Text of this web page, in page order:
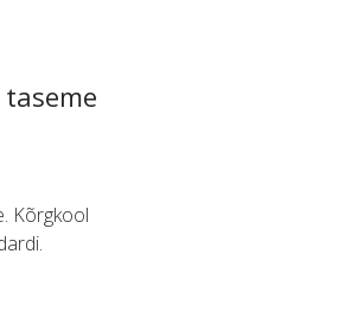
Kõrgkool